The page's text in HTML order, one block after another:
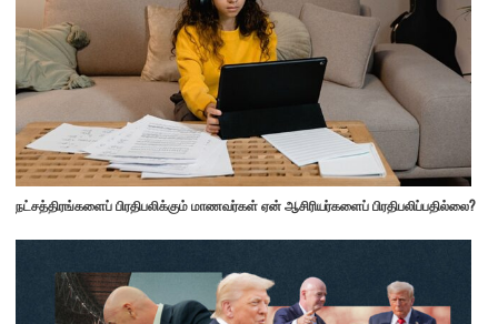
நட்சத்திரங்களைப் பிரதிபலிக்கும் மாணவர்கள் ஏன் ஆசிரியர்களைப் பிரதிபலிப்பதில்லை?